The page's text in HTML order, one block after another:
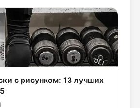
с рисунком: 13 лучших